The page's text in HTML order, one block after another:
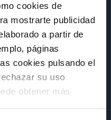
cookies de
mostrarte publicidad
a partir de
páginas
cookies pulsando el
su uso
obtener más
se dan la
de la